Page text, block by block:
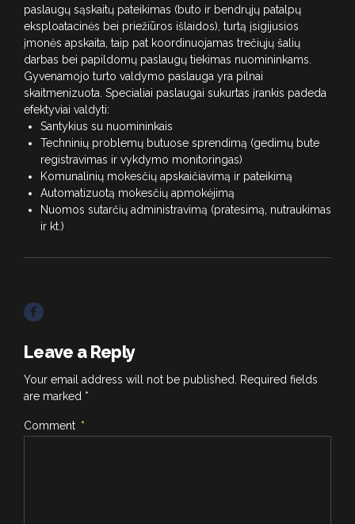
paslaugų sąskaitų pateikimas (buto ir bendrųjų patalpų
eksploatacinės bei priežiūros išlaidos), turtą įsigijusios
įmonės apskaita, taip pat koordinuojamas trečiųjų šalių
darbas bei papildomų paslaugų tiekimas nuomininkams.
Gyvenamojo turto valdymo paslauga yra pilnai
skaitmenizuota. Specialiai paslaugai sukurtas įrankis padeda
efektyviai valdyti:
Santykius su nuomininkais
Techninių problemų butuose sprendimą (gedimų bute
registravimas ir vykdymo monitoringas)
Komunalinių mokesčių apskaičiavimą ir pateikimą
Automatizuotą mokesčių apmokėjimą
Nuomos sutarčių administravimą (pratesimą, nutraukimas
ir kt.)
Leave a Reply
Your email address will not be published. Required fields
are marked *
Comment *